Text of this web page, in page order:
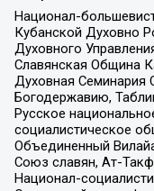
Национал-
Кубанской Духовно
Духовного
Славянская Община
Духовная Семинария
Богодержавию,
Русское
социалистическое
Объединенный
Союз славян, Ат-
Национал-